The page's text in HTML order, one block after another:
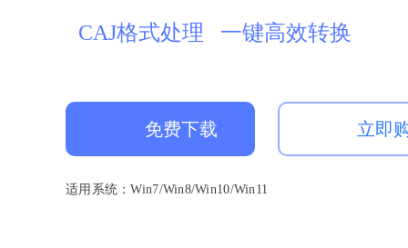
CAJ格式处理 一键高效转换
免费下载 立即
适用系统：Win7/Win8/Win10/Win11